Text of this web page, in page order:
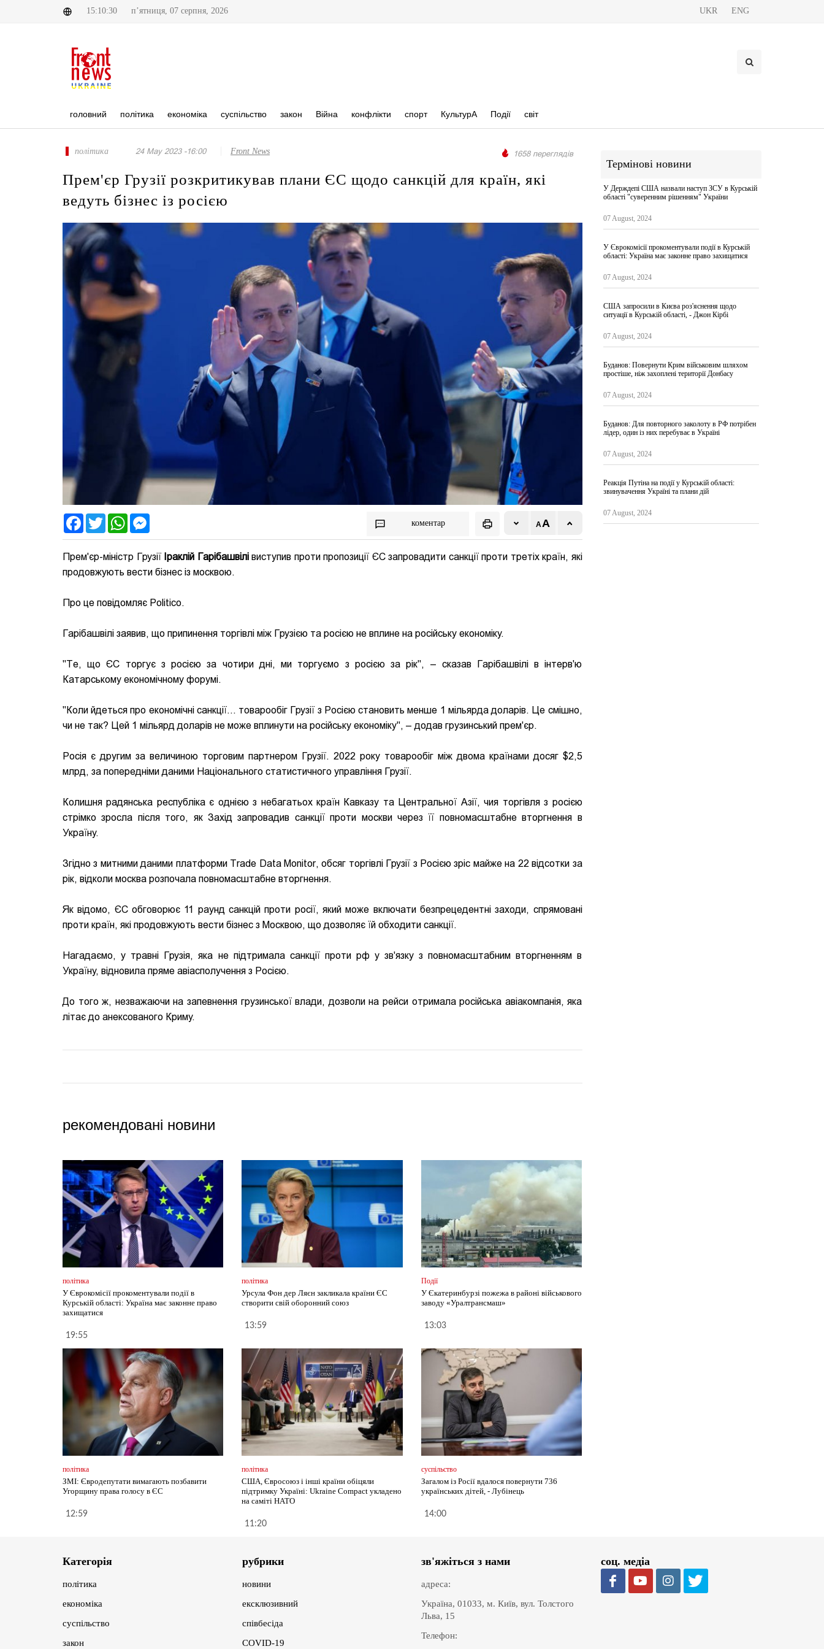
15:10:30 п’ятниця, 07 серпня, 2026 UKR ENG
головний політика економіка суспільство закон Війна конфлікти спорт КультурА Події світ
політика 24 May 2023 -16:00 Front News 1658 переглядів
Прем'єр Грузії розкритикував плани ЄС щодо санкцій для країн, які
ведуть бізнес із росією
FacebookTwitter WhatsApp коментар
Прем'єр-міністр Грузії Іраклій Гарібашвілі виступив проти пропозиції ЄС запровадити санкції проти третіх країн, які
продовжують вести бізнес із москвою.
Про це повідомляє Politico.
Гарібашвілі заявив, що припинення торгівлі між Грузією та росією не вплине на російську економіку.
"Те, що ЄС торгує з росією за чотири дні, ми торгуємо з росією за рік", – сказав Гарібашвілі в інтерв'ю
Катарському економічному форумі.
"Коли йдеться про економічні санкції... товарообіг Грузії з Росією становить менше 1 мільярда доларів. Це смішно,
чи не так? Цей 1 мільярд доларів не може вплинути на російську економіку", – додав грузинський прем'єр.
Росія є другим за величиною торговим партнером Грузії. 2022 року товарообіг між двома країнами досяг $2,5
млрд, за попередніми даними Національного статистичного управління Грузії.
Колишня радянська республіка є однією з небагатьох країн Кавказу та Центральної Азії, чия торгівля з росією
стрімко зросла після того, як Захід запровадив санкції проти москви через її повномасштабне вторгнення в
Україну.
Згідно з митними даними платформи Trade Data Monitor, обсяг торгівлі Грузії з Росією зріс майже на 22 відсотки за
рік, відколи москва розпочала повномасштабне вторгнення.
Як відомо, ЄС обговорює 11 раунд санкцій проти росії, який може включати безпрецедентні заходи, спрямовані
проти країн, які продовжують вести бізнес з Москвою, що дозволяє їй обходити санкції.
Нагадаємо, у травні Грузія, яка не підтримала санкції проти рф у зв'язку з повномасштабним вторгненням в
Україну, відновила пряме авіасполучення з Росією.
До того ж, незважаючи на запевнення грузинської влади, дозволи на рейси отримала російська авіакомпанія, яка
літає до анексованого Криму.
рекомендовані новини
політика
У Єврокомісії прокоментували події в
Курській області: Україна має законне право
захищатися
19:55
політика
Урсула Фон дер Ляєн закликала країни ЄС
створити свій оборонний союз
13:59
Події
У Єкатеринбурзі пожежа в районі військового
заводу «Уралтрансмаш»
13:03
політика
ЗМІ: Євродепутати вимагають позбавити
Угорщину права голосу в ЄС
12:59
політика
США, Євросоюз і інші країни обіцяли
підтримку Україні: Ukraine Compact укладено
на саміті НАТО
11:20
суспільство
Загалом із Росії вдалося повернути 736
українських дітей, - Лубінець
14:00
Термінові новини
У Держдепі США назвали наступ ЗСУ в Курській
області "суверенним рішенням" України
07 August, 2024
У Єврокомісії прокоментували події в Курській
області: Україна має законне право захищатися
07 August, 2024
США запросили в Києва роз'яснення щодо
ситуації в Курській області, - Джон Кірбі
07 August, 2024
Буданов: Повернути Крим військовим шляхом
простіше, ніж захоплені території Донбасу
07 August, 2024
Буданов: Для повторного заколоту в РФ потрібен
лідер, один із них перебуває в Україні
07 August, 2024
Реакція Путіна на події у Курській області:
звинувачення Україні та плани дій
07 August, 2024
Категорія
політика
економіка
суспільство
закон
рубрики
новини
ексклюзивний
співбесіда
COVID-19
зв'яжіться з нами
адреса:
Україна, 01033, м. Київ, вул. Толстого
Льва, 15
Телефон:
соц. медіа